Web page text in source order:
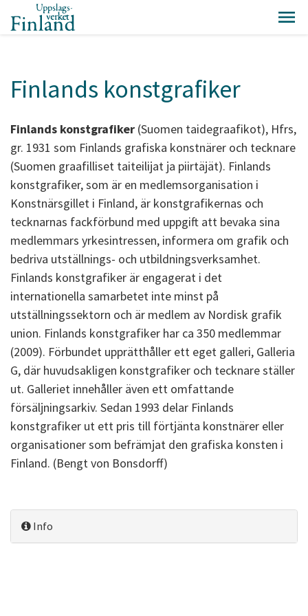
Finlands konstgrafiker
Finlands konstgrafiker (Suomen taidegraafikot), Hfrs,
gr. 1931 som Finlands grafiska konstnärer och tecknare
(Suomen graafilliset taiteilijat ja piirtäjät). Finlands
konstgrafiker, som är en medlemsorganisation i
Konstnärsgillet i Finland, är konstgrafikernas och
tecknarnas fackförbund med uppgift att bevaka sina
medlemmars yrkesintressen, informera om grafik och
bedriva utställnings- och utbildningsverksamhet.
Finlands konstgrafiker är engagerat i det
internationella samarbetet inte minst på
utställningssektorn och är medlem av Nordisk grafik
union. Finlands konstgrafiker har ca 350 medlemmar
(2009). Förbundet upprätthåller ett eget galleri, Galleria
G, där huvudsakligen konstgrafiker och tecknare ställer
ut. Galleriet innehåller även ett omfattande
försäljningsarkiv. Sedan 1993 delar Finlands
konstgrafiker ut ett pris till förtjänta konstnärer eller
organisationer som befrämjat den grafiska konsten i
Finland. (Bengt von Bonsdorff)
Info